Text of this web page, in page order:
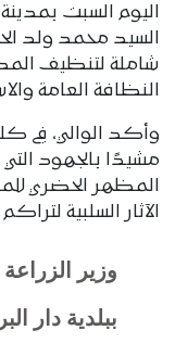
اليوم السبت
السيد محمد ولد
شاملة لتنظيف
النظافة العامة
وأكد الوالي، في
مشيدًا بالجهود
المظهر الحضري
الآثار السلبية
وزير
ببلدية دار